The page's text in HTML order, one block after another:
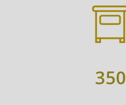
350